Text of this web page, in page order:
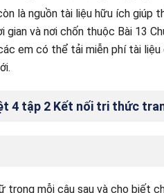
là nguồn tài liệu hữu ích giúp
gian và nơi chốn thuộc Bài 13
em có thể tải miễn phí tài
4 tập 2 Kết nối tri thức
trong mỗi câu sau và cho biết